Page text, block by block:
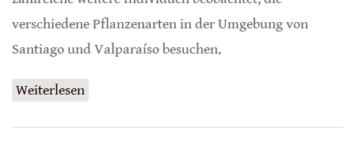
verschiedene Pflanzenarten in der Umgebung von
Santiago und Valparaíso besuchen.
Weiterlesen